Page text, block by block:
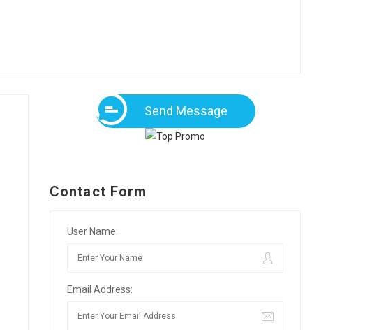
Send Message
Contact Form
User Name:
Email Address: